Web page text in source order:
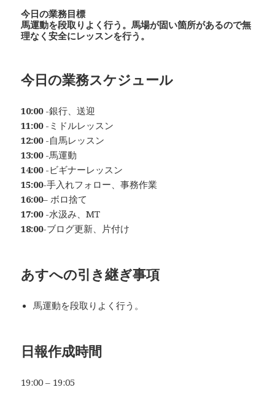
今日の業務目標
馬運動を段取りよく行う。馬場が固い箇所があるので無
理なく安全にレッスンを行う。
今日の業務スケジュール
10:00-銀行、送迎
11:00-ミドルレッスン
12:00-自馬レッスン
13:00-馬運動
14:00-ビギナーレッスン
15:00-手入れフォロー、事務作業
16:00– ボロ捨て
17:00-水汲み、MT
18:00-ブログ更新、片付け
あすへの引き継ぎ事項
馬運動を段取りよく行う。
日報作成時間
19:00 – 19:05